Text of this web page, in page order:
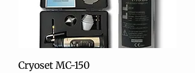
Cryoset MC-150